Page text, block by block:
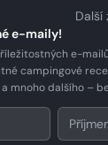
Další
e-maily!
e-
campingové
mnoho dalšího –